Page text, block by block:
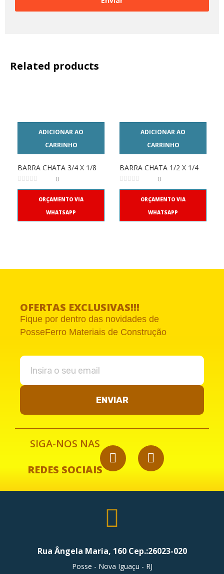
Related products
ADICIONAR AO
CARRINHO
BARRA CHATA 3/4 X 1/8
0
ORÇAMENTO VIA
WHATSAPP
ADICIONAR AO
CARRINHO
BARRA CHATA 1/2 X 1/4
0
ORÇAMENTO VIA
WHATSAPP
OFERTAS EXCLUSIVAS!!!
Fique por dentro das novidades de
PosseFerro Materiais de Construção
ENVIAR
SIGA-NOS NAS
REDES SOCIAIS
Rua Ângela Maria, 160 Cep.:26023-020
Posse - Nova Iguaçu - RJ